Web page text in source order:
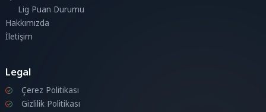
Lig Puan Durumu
Hakkımızda
İletişim
Legal
Çerez Politikası
Gizlilik Politikası